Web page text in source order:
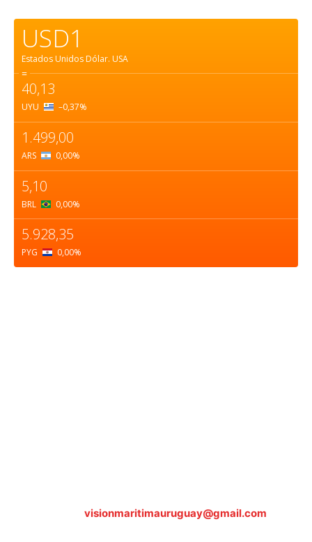
USD1
Estados Unidos Dólar. USA
=
40,13
UYU –0,37%
1.499,00
ARS 0,00%
5,10
BRL 0,00%
5.928,35
PYG 0,00%
visionmaritimauruguay@gmail.com